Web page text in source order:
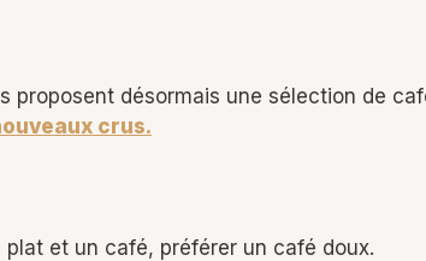
proposent désormais une sélection de
crus.
plat et un café, préférer un café doux.